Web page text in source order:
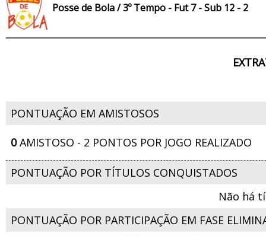
Posse de Bola / 3º Tempo - Fut 7 - Sub 12 - 2
PONTUAÇÃO EM AMISTOSOS
0AMISTOSO - 2 PONTOS POR JOGO REALIZADO
PONTUAÇÃO POR TÍTULOS CONQUISTADOS
Não há
PONTUAÇÃO POR PARTICIPAÇÃO EM FASE